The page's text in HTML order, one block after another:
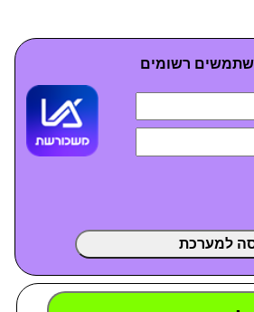
רשומים
למערכת